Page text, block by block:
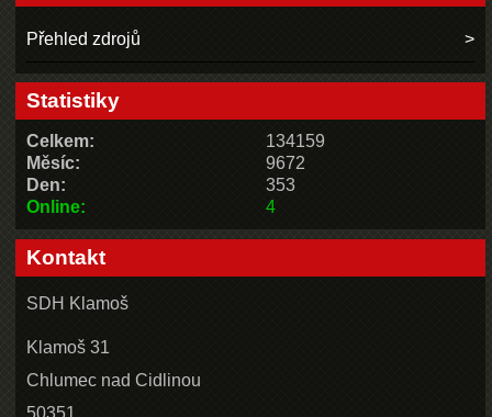
Přehled zdrojů
Statistiky
Online: 4
Celkem:
134159
Měsíc:
9672
Den:
353
Kontakt
SDH Klamoš
Klamoš 31
Chlumec nad Cidlinou
50351